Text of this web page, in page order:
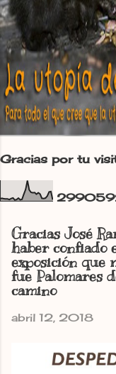
Gracias por tu
299059
Gracias José
haber confiado
exposición que
fue Palomares
camino
abril 12, 2018